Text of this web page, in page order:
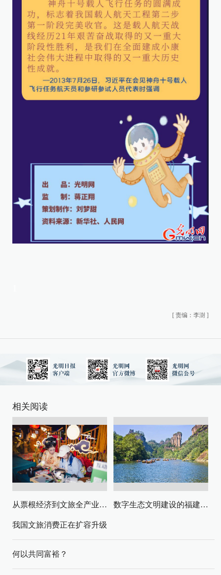
[ 责编：李澍 ]
相关阅读
从票根经济到文旅全产业链升级 数字生态文明建设的福建路径与启示
我国文旅消费正在扩容升级
何以共同富裕？